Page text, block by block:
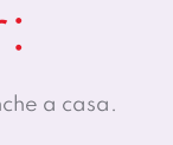
a casa.